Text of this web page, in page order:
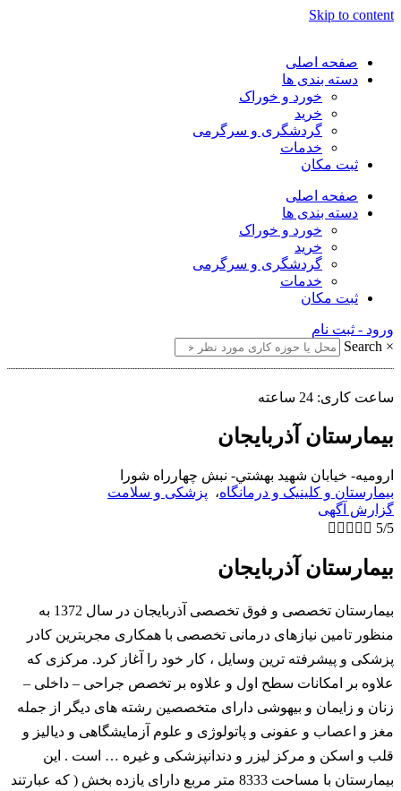
Skip to content
صفحه اصلی
دسته بندی ها
خورد و خوراک
خرید
گردشگری و سرگرمی
خدمات
ثبت مکان
صفحه اصلی
دسته بندی ها
خورد و خوراک
خرید
گردشگری و سرگرمی
خدمات
ثبت مکان
ورود - ثبت نام
×
Search
ساعت کاری: 24 ساعته
بیمارستان آذربایجان
اروميه- خيابان شهيد بهشتي- نبش چهارراه شورا
بیمارستان و کلینیک و درمانگاه، پزشکی و سلامت
گزارش آگهی
     5/5
بیمارستان آذربایجان
بیمارستان تخصصی و فوق تخصصی آذربایجان در سال 1372 به
منظور تامین نیازهای درمانی تخصصی با همکاری مجربترین کادر
پزشکی و پیشرفته ترین وسایل ، کار خود را آغاز کرد. مرکزی که
علاوه بر امکانات سطح اول و علاوه بر تخصص جراحی – داخلی –
زنان و زایمان و بیهوشی دارای متخصصین رشته های دیگر از جمله
مغز و اعصاب و عفونی و پاتولوژی و علوم آزمایشگاهی و دیالیز و
قلب و اسکن و مرکز لیزر و دندانپزشکی و غیره … است . این
بیمارستان با مساحت 8333 متر مربع دارای یازده بخش ( که عبارتند